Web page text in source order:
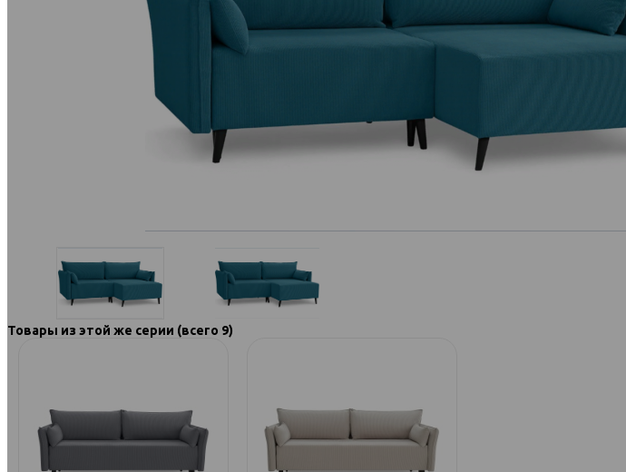
Товары из этой же серии (всего 9)